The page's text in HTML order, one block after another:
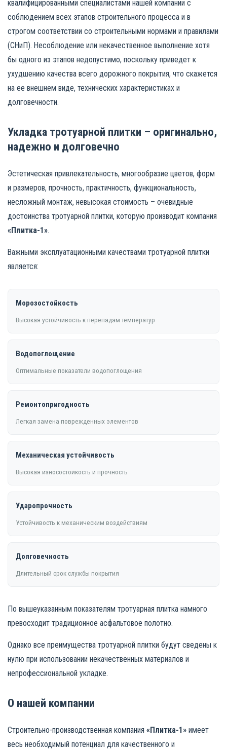
квалифицированными специалистами нашей компании с
соблюдением всех этапов строительного процесса и в
строгом соответствии со строительными нормами и правилами
(СНиП). Несоблюдение или некачественное выполнение хотя
бы одного из этапов недопустимо, поскольку приведет к
ухудшению качества всего дорожного покрытия, что скажется
на ее внешнем виде, технических характеристиках и
долговечности.
Укладка тротуарной плитки – оригинально,
надежно и долговечно
Эстетическая привлекательность, многообразие цветов, форм
и размеров, прочность, практичность, функциональность,
несложный монтаж, невысокая стоимость – очевидные
достоинства тротуарной плитки, которую производит компания
«Плитка-1».
Важными эксплуатационными качествами тротуарной плитки
является:
Морозостойкость
Высокая устойчивость к перепадам температур
Водопоглощение
Оптимальные показатели водопоглощения
Ремонтопригодность
Легкая замена поврежденных элементов
Механическая устойчивость
Высокая износостойкость и прочность
Ударопрочность
Устойчивость к механическим воздействиям
Долговечность
Длительный срок службы покрытия
По вышеуказанным показателям тротуарная плитка намного
превосходит традиционное асфальтовое полотно.
Однако все преимущества тротуарной плитки будут сведены к
нулю при использовании некачественных материалов и
непрофессиональной укладке.
О нашей компании
Строительно-производственная компания «Плитка-1» имеет
весь необходимый потенциал для качественного и